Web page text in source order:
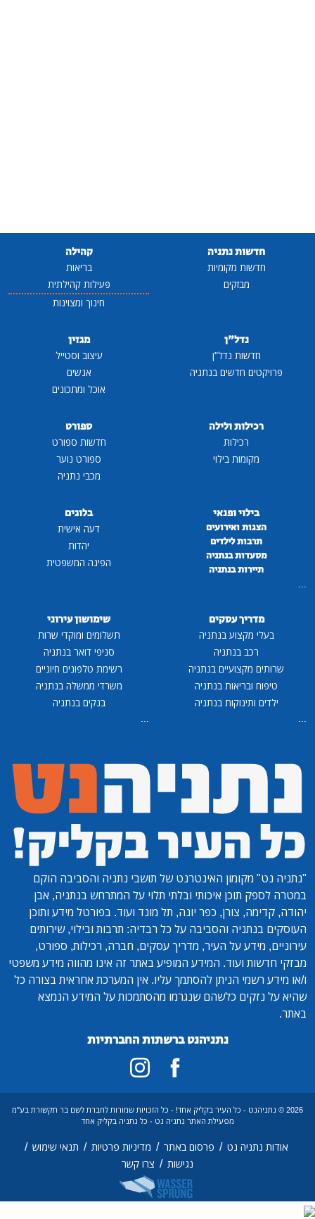
חדשות נתניה
חדשות מקומיות
מבזקים
קהילה
בריאות
פעילות קהילתית
חינוך ומצוינות
נדל"ן
חדשות נדל"ן
פרויקטים חדשים בנתניה
מגזין
עיצוב וסטייל
אנשים
אוכל ומתכונים
רכילות ולילה
רכילות
מקומות בילוי
ספורט
חדשות ספורט
ספורט נוער
מכבי נתניה
בילוי ופנאי
הצגות ואירועים
תרבות לילדים
מסעדות בנתניה
תיירות בנתניה
בלוגים
דעה אישית
יהדות
הפינה המשפטית
מדריך עסקים
בעלי מקצוע בנתניה
רכב בנתניה
שרותים מקצועיים בנתניה
טיפוח ובריאות בנתניה
ילדים ותינוקות בנתניה
שימושון עירוני
תשלומים ומוקדי שרות
סניפי דואר בנתניה
רשימת טלפונים חיוניים
משרדי ממשלה בנתניה
בנקים בנתניה
"נתניה נט" מקומון האינטרנט של תושבי נתניה והסביבה הוקם
במטרה לספק תוכן איכותי ובלתי תלוי על המתרחש בנתניה, אבן
יהודה, קדימה, צורן, כפר יונה, תל מונד ועוד. בפורטל מידע ותוכן
העוסקים בנתניה והסביבה על כל רבדיה: תרבות ובילוי, שירותים
עירוניים, מידע על העיר, מדריך עסקים, חברה, רכילות, ספורט,
מבזקי חדשות ועוד. המידע המופיע באתר זה אינו מהווה מידע משפטי
ו/או מידע רשמי הניתן להסתמך עליו. אין המערכת אחראית בצורה כל
שהיא על נזקים כלשהם שנגרמו מהסתמכות על המידע הנמצא
באתר.
נתניהנט ברשתות החברתיות
2026 © נתניהנט - כל העיר בקליק אחד! - כל הזכויות שמורות לחברת לשם בר תקשורת בע"מ
מפעילת האתר נתניה נט - כל נתניה בקליק אחד
אודות נתניה נט / פרסום באתר / מדיניות פרטיות / תנאי שימוש /
נגישות / צרו קשר